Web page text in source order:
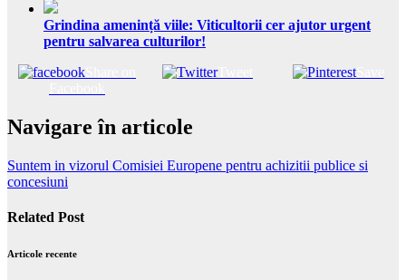
Grindina amenință viile: Viticultorii cer ajutor urgent
pentru salvarea culturilor!
Tweet Save
Navigare în articole
Suntem in vizorul Comisiei Europene pentru achizitii publice si
concesiuni
Related Post
Articole recente